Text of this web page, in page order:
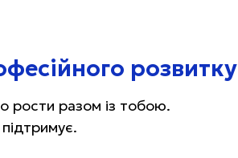
розвитку
рости разом із тобою.